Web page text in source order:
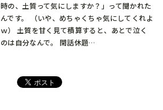
時の、土質って気にしますか？」って聞かれた
んです。 （いや、めちゃくちゃ気にしてくれよ
ｗ） 土質を甘く見て積算すると、あとで泣く
のは自分なんで。 閑話休題…